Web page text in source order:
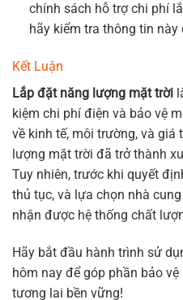
chính sách hỗ trợ chi phí
hãy kiểm tra thông tin
Kết Luận
Lắp đặt năng lượng mặt trời
kiệm chi phí điện và bảo vệ
về kinh tế, môi trường, và giá
lượng mặt trời đã trở thành
Tuy nhiên, trước khi quyết
thủ tục, và lựa chọn nhà
nhận được hệ thống chất
Hãy bắt đầu hành trình sử
hôm nay để góp phần bảo
tương lai bền vững!